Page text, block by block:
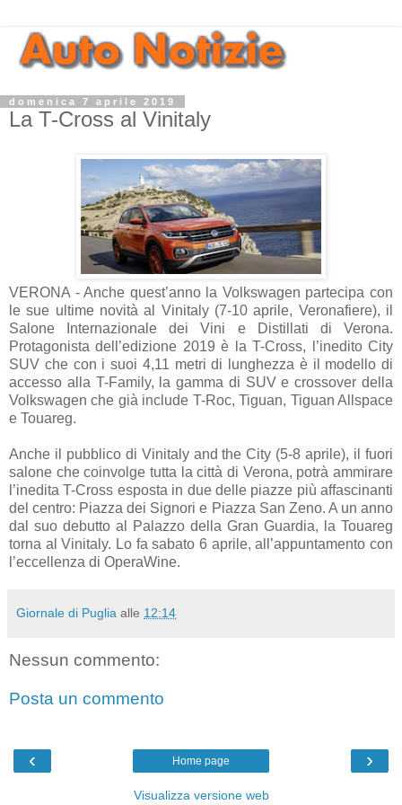
domenica 7 aprile 2019
La T-Cross al Vinitaly
VERONA - Anche quest’anno la Volkswagen partecipa con
le sue ultime novità al Vinitaly (7-10 aprile, Veronafiere), il
Salone Internazionale dei Vini e Distillati di Verona.
Protagonista dell’edizione 2019 è la T-Cross, l’inedito City
SUV che con i suoi 4,11 metri di lunghezza è il modello di
accesso alla T-Family, la gamma di SUV e crossover della
Volkswagen che già include T-Roc, Tiguan, Tiguan Allspace
e Touareg.
Anche il pubblico di Vinitaly and the City (5-8 aprile), il fuori
salone che coinvolge tutta la città di Verona, potrà ammirare
l’inedita T-Cross esposta in due delle piazze più affascinanti
del centro: Piazza dei Signori e Piazza San Zeno. A un anno
dal suo debutto al Palazzo della Gran Guardia, la Touareg
torna al Vinitaly. Lo fa sabato 6 aprile, all’appuntamento con
l’eccellenza di OperaWine.
Giornale di Puglia alle 12:14
Nessun commento:
Posta un commento
‹ ›
Home page
Visualizza versione web